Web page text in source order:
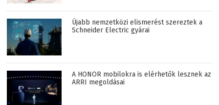
Újabb nemzetközi elismerést szereztek a
Schneider Electric gyárai
A HONOR mobilokra is elérhetők lesznek az
ARRI megoldásai